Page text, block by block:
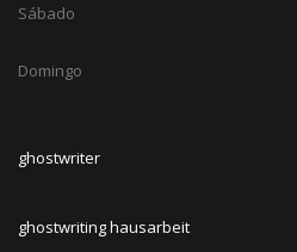
Sábado
Domingo
ghostwriter
ghostwriting hausarbeit